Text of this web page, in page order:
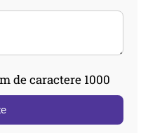
de caractere 1000